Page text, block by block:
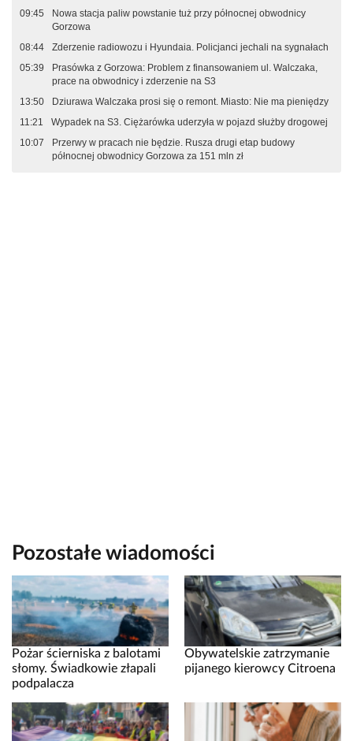
09:45
Nowa stacja paliw powstanie tuż przy północnej obwodnicy
Gorzowa
08:44
Zderzenie radiowozu i Hyundaia. Policjanci jechali na sygnałach
05:39
Prasówka z Gorzowa: Problem z finansowaniem ul. Walczaka,
prace na obwodnicy i zderzenie na S3
13:50
Dziurawa Walczaka prosi się o remont. Miasto: Nie ma pieniędzy
11:21
Wypadek na S3. Ciężarówka uderzyła w pojazd służby drogowej
10:07
Przerwy w pracach nie będzie. Rusza drugi etap budowy
północnej obwodnicy Gorzowa za 151 mln zł
Pozostałe wiadomości
Pożar ścierniska z balotami
słomy. Świadkowie złapali
podpalacza
Obywatelskie zatrzymanie
pijanego kierowcy Citroena